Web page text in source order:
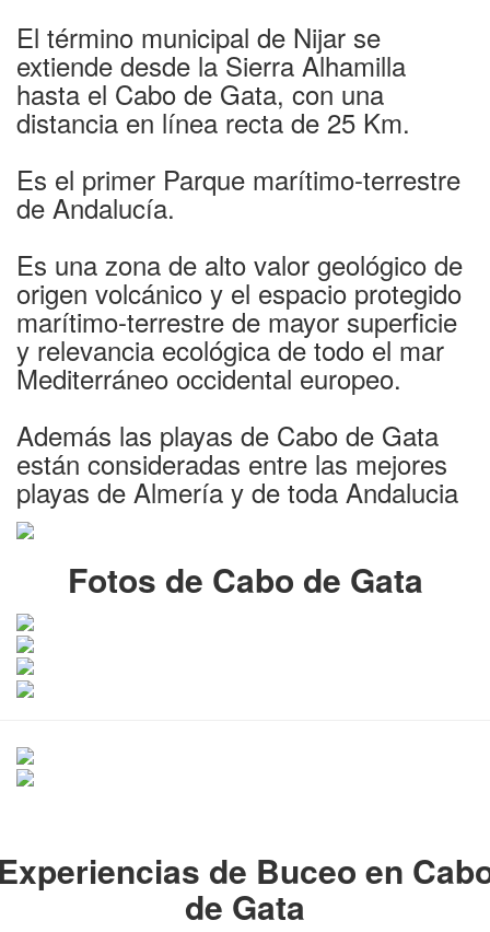
El término municipal de Nijar se
extiende desde la Sierra Alhamilla
hasta el Cabo de Gata, con una
distancia en línea recta de 25 Km.
Es el primer Parque marítimo-terrestre
de Andalucía.
Es una zona de alto valor geológico de
origen volcánico y el espacio protegido
marítimo-terrestre de mayor superficie
y relevancia ecológica de todo el mar
Mediterráneo occidental europeo.
Además las playas de Cabo de Gata
están consideradas entre las mejores
playas de Almería y de toda Andalucia
Fotos de Cabo de Gata
de Buceo en
de Gata